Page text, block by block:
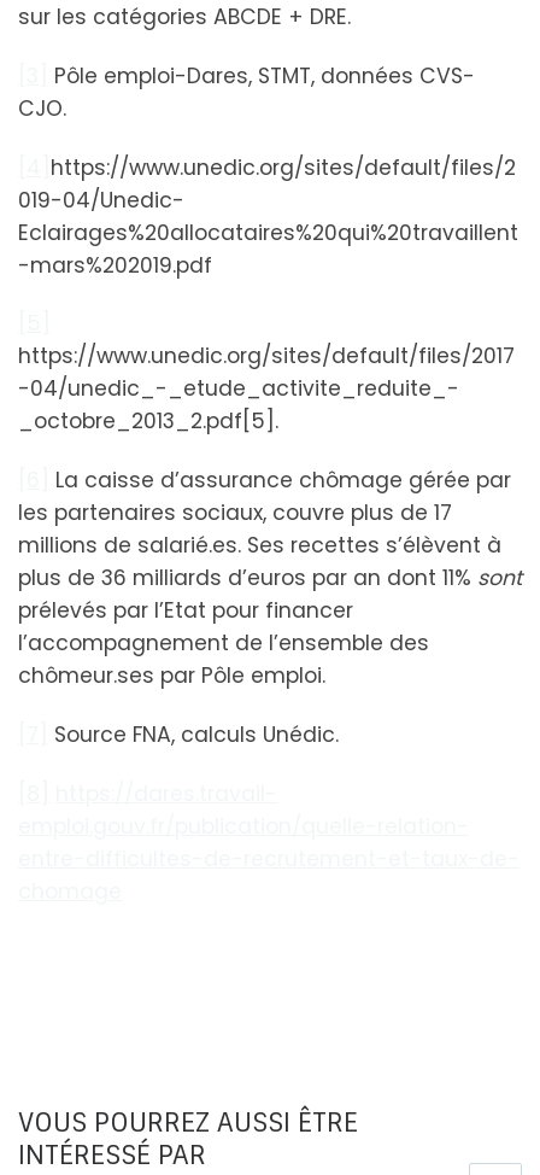
sur les catégories ABCDE + DRE.
Pôle emploi-Dares, STMT, données CVS-
CJO.
https://www.unedic.org/sites/default/files/2
019-04/Unedic-
Eclairages%20allocataires%20qui%20travaillent
-mars%202019.pdf
https://www.unedic.org/sites/default/files/2017
-04/unedic_-_etude_activite_reduite_-
_octobre_2013_2.pdf[5].
La caisse d’assurance chômage gérée par
les partenaires sociaux, couvre plus de 17
millions de salarié.es. Ses recettes s’élèvent à
plus de 36 milliards d’euros par an dont 11% sont
prélevés par l’Etat pour financer
l’accompagnement de l’ensemble des
chômeur.ses par Pôle emploi.
Source FNA, calculs Unédic.
VOUS POURREZ AUSSI ÊTRE
INTÉRESSÉ PAR